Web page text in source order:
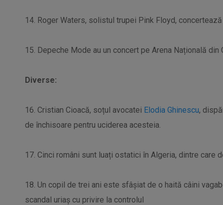
14. Roger Waters, solistul trupei Pink Floyd, concertează
15. Depeche Mode au un concert pe Arena Națională din
Diverse:
16. Cristian Cioacă, soțul avocatei Elodia Ghinescu,
de închisoare pentru uciderea acesteia.
17. Cinci români sunt luați ostatici în Algeria, dintre care
18. Un copil de trei ani este sfâșiat de o haită câini
scandal uriaș cu privire la controlul